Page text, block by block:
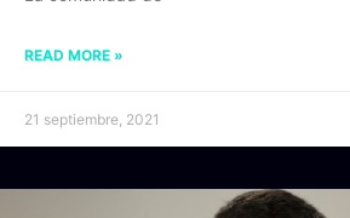
READ MORE »
21 septiembre, 2021